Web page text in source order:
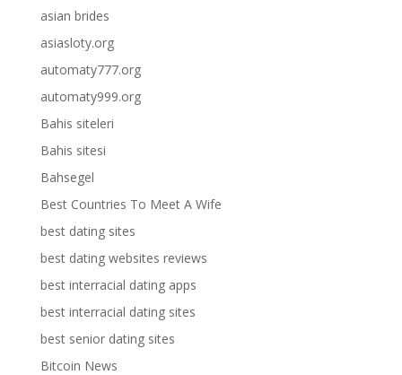
asian brides
asiasloty.org
automaty777.org
automaty999.org
Bahis siteleri
Bahis sitesi
Bahsegel
Best Countries To Meet A Wife
best dating sites
best dating websites reviews
best interracial dating apps
best interracial dating sites
best senior dating sites
Bitcoin News